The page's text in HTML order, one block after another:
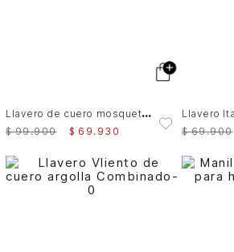
L
lavero de cuero mosquetón
$ 99.900 $ 69 . 930 $ 69.900